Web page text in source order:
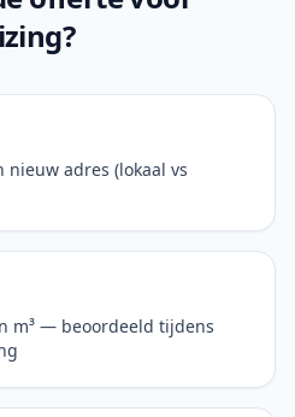
adres (lokaal vs
m³ — beoordeeld tijdens